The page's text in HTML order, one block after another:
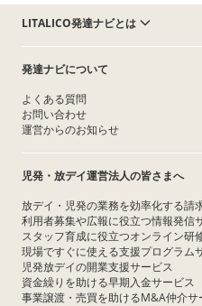
LITALICO発達ナビとは
発達ナビについて
よくある質問
お問い合わせ
運営からのお知らせ
児発・放デイ運営法人の皆さまへ
放デイ・児発の業務を効率化する請
利用者募集や広報に役立つ情報発信
スタッフ育成に役立つオンライン研
現場ですぐに使える支援プログラム
児発放デイの開業支援サービス
資金繰りを助ける早期入金サービス
事業譲渡・売買を助けるM&A仲介サ